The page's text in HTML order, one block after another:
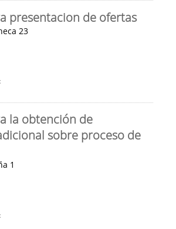
presentacion de ofertas
23
la obtención de
sobre proceso de
1